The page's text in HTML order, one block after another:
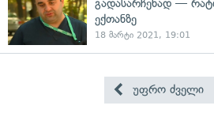
გადასარჩენად —
ექთანზე
18 მარტი 2021, 19:01
უფრო ძველი